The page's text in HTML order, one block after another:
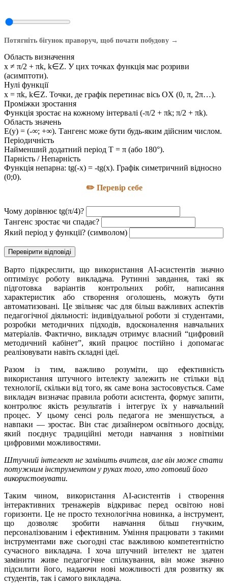
Потягніть бігунок праворуч, щоб почати побудову →
Область визначення
x ≠ π/2 + πk, k∈Z. У цих точках функція має розриви
(асимптоти).
Нулі функції
x = πk, k∈Z. Точки, де графік перетинає вісь OX (0, π, 2π…).
Проміжки зростання
Функція зростає на кожному інтервалі (-π/2 + πk; π/2 + πk).
Область значень
E(y) = (-∞; +∞). Тангенс може бути будь-яким дійсним числом.
Періодичність
Найменший додатний період T = π (або 180°).
Парність / Непарність
Функція непарна: tg(-x) = -tg(x). Графік симетричний відносно
(0;0).
✏️ Перевір себе
Чому дорівнює tg(π/4)?
Тангенс зростає чи спадає?
Який період у функції? (символом)
Перевірити відповіді
Варто підкреслити, що використання AI-асистентів значно
оптимізує роботу викладача. Рутинні завдання, такі як
підготовка варіантів контрольних робіт, написання
характеристик або створення оголошень, можуть бути
автоматизовані. Це звільняє час для більш важливих аспектів
педагогічної діяльності: індивідуальної роботи зі студентами,
розробки методичних підходів, вдосконалення навчальних
матеріалів. Фактично, викладач отримує власний “цифровий
методичний кабінет”, який працює постійно і допомагає
реалізовувати навіть складні ідеї.
Разом із тим, важливо розуміти, що ефективність
використання штучного інтелекту залежить не стільки від
технології, скільки від того, як саме вона застосовується. Саме
викладач визначає правила роботи асистента, формує запити,
контролює якість результатів і інтегрує їх у навчальний
процес. У цьому сенсі роль педагога не зменшується, а
навпаки — зростає. Він стає дизайнером освітнього досвіду,
який поєднує традиційні методи навчання з новітніми
цифровими можливостями.
Штучний інтелект не замінить вчителя, але він може стати
потужним інструментом у руках того, хто готовий його
використовувати.
Таким чином, використання AI-асистентів і створення
інтерактивних тренажерів відкриває перед освітою нові
горизонти. Це не просто технологічна новинка, а інструмент,
що дозволяє зробити навчання більш гнучким,
персоналізованим і ефективним. Уміння працювати з такими
інструментами вже сьогодні стає важливою компетентністю
сучасного викладача. І хоча штучний інтелект не здатен
замінити живе педагогічне спілкування, він може значно
підсилити його, надаючи нові можливості для розвитку як
студентів, так і самого викладача.